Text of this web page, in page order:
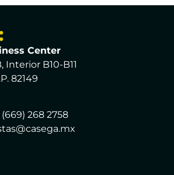
Center
Interior B10-B11
82149
268 2758